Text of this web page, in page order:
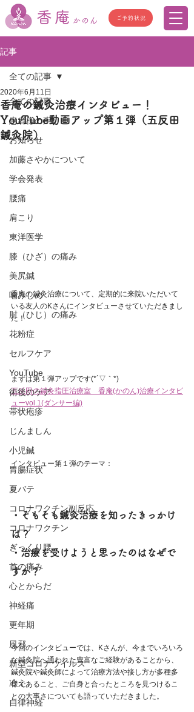
香庵 かのん ご予約状況
記事
全ての記事
患者様の声
お知らせ
加藤さやかについて
学会発表
腰痛
肩こり
東洋医学
膝（ひざ）の痛み
美尻鍼
噛みしめ
肘（ひじ）の痛み
花粉症
セルフケア
YouTube
術後のケア
帯状疱疹
じんましん
小児鍼
胃腸症状
夏バテ
コロナワクチン副反応
コロナワクチン
ぎっくり腰
首の痛み
心とからだ
神経痛
更年期
風邪
新型コロナウイルス
冷え
自律神経
全ての記事
香庵の鍼灸治療インタビュー！
YouTube動画アップ第１弾（五反田
鍼灸院）
2020年6月11日
香庵の鍼灸治療について、定期的に来院いただいて
いる友人のKさんにインタビューさせていただきまし
た！
まずは第１弾アップです(*´▽｀*)
五反田の鍼灸指圧治療室　香庵(かのん)治療インタビ
ューvol.1(ダンサー編)
インタビュー第１弾のテーマ：
・そもそも鍼灸治療を知ったきっかけ
は？
・治療を受けようと思ったのはなぜで
すか？
今回のインタビューでは、Kさんが、 今までいろいろ
な鍼灸院へ通われた豊富なご経験があることから、
鍼灸院や鍼灸師によって治療方法や接し方が多種多
様であること、ご自身と合ったところを見つけるこ
との大事さについても語っていただきました。